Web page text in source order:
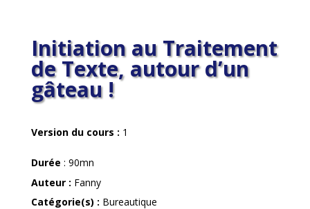
Initiation au Traitement
de Texte, autour d’un
gâteau !
Version du cours : 1
Durée : 90mn
Auteur : Fanny
Catégorie(s) : Bureautique